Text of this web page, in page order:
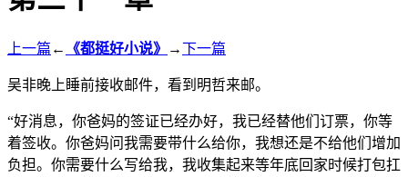
上一篇 ← 《都挺好小说》 →下一篇
吴非晚上睡前接收邮件，看到明哲来邮。
“好消息，你爸妈的签证已经办好，我已经替他们订票，你等
着签收。你爸妈问我需要带什么给你，我想还是不给他们增加
负担。你需要什么写给我，我收集起来等年底回家时候打包扛